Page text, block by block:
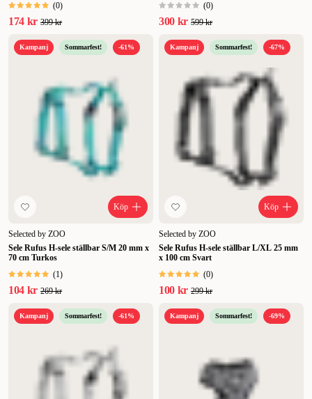
(0)
174 kr 399 kr
(0)
300 kr 599 kr
Kampanj Sommarfest! -61%
Köp
Selected by ZOO
Sele Rufus H-sele ställbar S/M 20 mm x
70 cm Turkos
(1)
104 kr 269 kr
Kampanj Sommarfest! -67%
Köp
Selected by ZOO
Sele Rufus H-sele ställbar L/XL 25 mm
x 100 cm Svart
(0)
100 kr 299 kr
Kampanj Sommarfest! -61% Kampanj Sommarfest! -69%